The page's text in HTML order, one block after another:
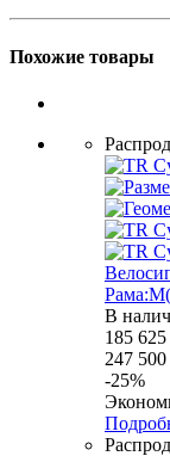
Похожие товары
В
185 625
247 500
-25%